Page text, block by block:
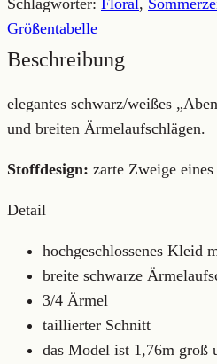
Kragen
Menge
Größentabelle
Beschreibung
elegantes schwarz/weißes
und breiten Ärmelaufschlägen.
Stoffdesign: zarte Zweige eines
Detail
hochgeschlossenes Kleid
breite schwarze
3/4 Ärmel
taillierter Schnitt
das Model ist 1,76m groß